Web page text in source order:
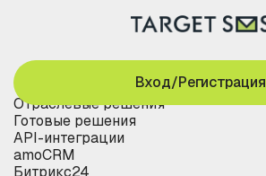
Отраслевые решения
Готовые решения
API-интеграции
amoCRM
Битрикс24
Вход/Регистрация